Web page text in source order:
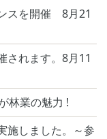
スを開催 8月21
れます。8月11
林業の魅力 !
施しました。～参